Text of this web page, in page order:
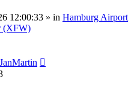
12:00:33 » in Hamburg Airport
(XFW)
JanMartin